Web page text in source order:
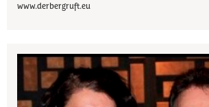
www.derbergruft.eu